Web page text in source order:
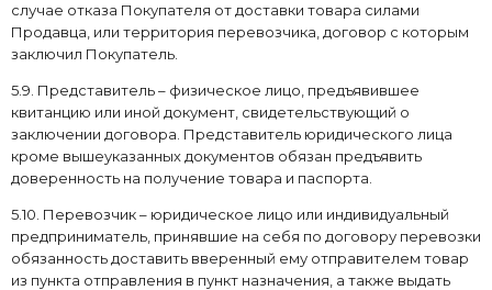
случае отказа Покупателя от доставки товара силами
Продавца, или территория перевозчика, договор с которым
заключил Покупатель.
5.9. Представитель – физическое лицо, предъявившее
квитанцию или иной документ, свидетельствующий о
заключении договора. Представитель юридического лица
кроме вышеуказанных документов обязан предъявить
доверенность на получение товара и паспорта.
5.10. Перевозчик – юридическое лицо или индивидуальный
предприниматель, принявшие на себя по договору перевозки
обязанность доставить вверенный ему отправителем товар
из пункта отправления в пункт назначения, а также выдать